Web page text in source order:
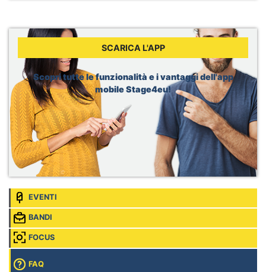
WHO, Internship - Nutrition and Food Safety
Geneva, Svizzera
Dior, Merchandising Intern
Sede: Brussels, Belgio
SCARICA L'APP
Scopri tutte le funzionalità e i vantaggi dell'app
mobile Stage4eu!
EVENTI
BANDI
FOCUS
FAQ